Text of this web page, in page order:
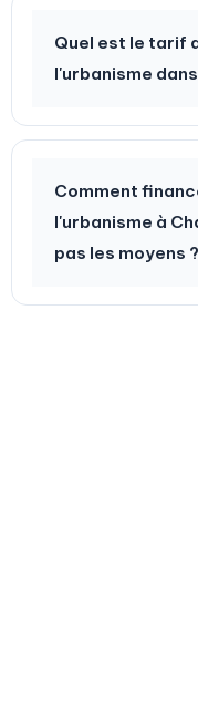
Quel est le tarif
l'urbanisme
Comment
l'urbanisme à
pas les moyens ?